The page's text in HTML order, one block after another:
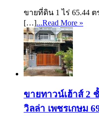
ขายที่ดิน 1 ไร่ 65.44
[…]...Read More »
ขายทาวน์เฮ้าส์ 2
วิลล่า เพชรเกษม